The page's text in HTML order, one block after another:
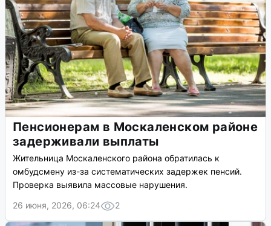
Пенсионерам в Москаленском районе
задерживали выплаты
Жительница Москаленского района обратилась к
омбудсмену из-за систематических задержек пенсий.
Проверка выявила массовые нарушения.
26 июня, 2026, 06:24
2